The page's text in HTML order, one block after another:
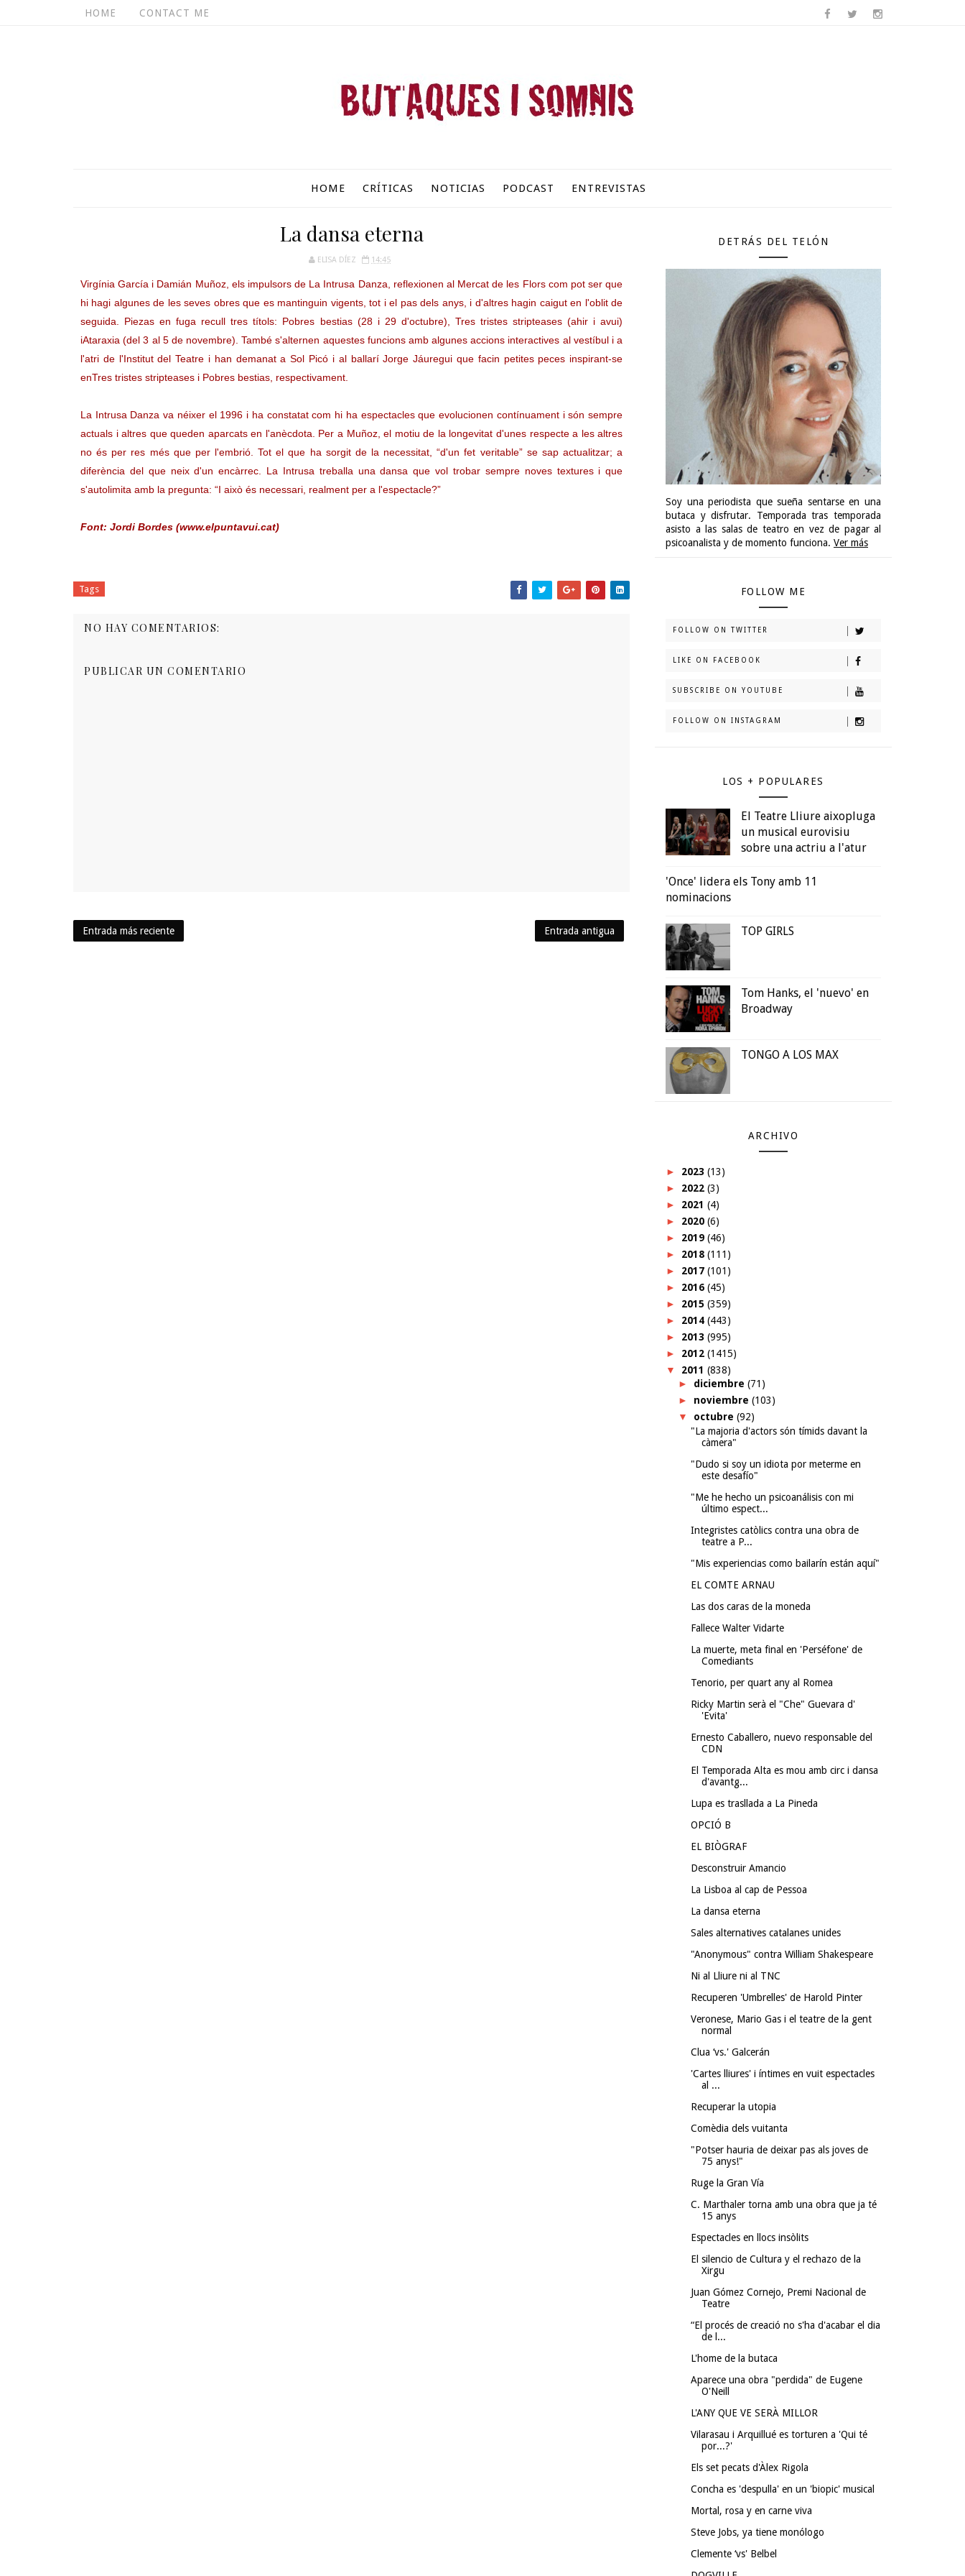
HOME CONTACT ME
HOME CRÍTICAS NOTICIAS PODCAST ENTREVISTAS
La dansa eterna
ELISA DÍEZ 14:45
Virgínia García i Damián Muñoz, els impulsors de La Intrusa Danza, reflexionen al Mercat de les Flors com pot ser que
hi hagi algunes de les seves obres que es mantinguin vigents, tot i el pas dels anys, i d'altres hagin caigut en l'oblit de
seguida. Piezas en fuga recull tres títols: Pobres bestias (28 i 29 d'octubre), Tres tristes stripteases (ahir i avui)
iAtaraxia (del 3 al 5 de novembre). També s'alternen aquestes funcions amb algunes accions interactives al vestíbul i a
l'atri de l'Institut del Teatre i han demanat a Sol Picó i al ballarí Jorge Jáuregui que facin petites peces inspirant-se
enTres tristes stripteases i Pobres bestias, respectivament.
La Intrusa Danza va néixer el 1996 i ha constatat com hi ha espectacles que evolucionen contínuament i són sempre
actuals i altres que queden aparcats en l'anècdota. Per a Muñoz, el motiu de la longevitat d'unes respecte a les altres
no és per res més que per l'embrió. Tot el que ha sorgit de la necessitat, “d'un fet veritable” se sap actualitzar; a
diferència del que neix d'un encàrrec. La Intrusa treballa una dansa que vol trobar sempre noves textures i que
s'autolimita amb la pregunta: “I això és necessari, realment per a l'espectacle?”
Font: Jordi Bordes (www.elpuntavui.cat)
Tags
NO HAY COMENTARIOS:
PUBLICAR UN COMENTARIO
Entrada más reciente Entrada antigua
DETRÁS DEL TELÓN
Soy una periodista que sueña sentarse en una
butaca y disfrutar. Temporada tras temporada
asisto a las salas de teatro en vez de pagar al
psicoanalista y de momento funciona. Ver más
FOLLOW ME
FOLLOW ON TWITTER
LIKE ON FACEBOOK
SUBSCRIBE ON YOUTUBE
FOLLOW ON INSTAGRAM
LOS + POPULARES
El Teatre Lliure aixopluga
un musical eurovisiu
sobre una actriu a l'atur
'Once' lidera els Tony amb 11
nominacions
TOP GIRLS
Tom Hanks, el 'nuevo' en
Broadway
TONGO A LOS MAX
ARCHIVO
► 2023 (13)
► 2022 (3)
► 2021 (4)
► 2020 (6)
► 2019 (46)
► 2018 (111)
► 2017 (101)
► 2016 (45)
► 2015 (359)
► 2014 (443)
► 2013 (995)
► 2012 (1415)
▼ 2011 (838)
► diciembre (71)
► noviembre (103)
▼ octubre (92)
"La majoria d'actors són tímids davant la
càmera"
"Dudo si soy un idiota por meterme en
este desafío"
"Me he hecho un psicoanálisis con mi
último espect...
Integristes catòlics contra una obra de
teatre a P...
"Mis experiencias como bailarín están aquí"
EL COMTE ARNAU
Las dos caras de la moneda
Fallece Walter Vidarte
La muerte, meta final en 'Perséfone' de
Comediants
Tenorio, per quart any al Romea
Ricky Martin serà el "Che" Guevara d'
'Evita'
Ernesto Caballero, nuevo responsable del
CDN
El Temporada Alta es mou amb circ i dansa
d'avantg...
Lupa es trasllada a La Pineda
OPCIÓ B
EL BIÒGRAF
Desconstruir Amancio
La Lisboa al cap de Pessoa
La dansa eterna
Sales alternatives catalanes unides
"Anonymous" contra William Shakespeare
Ni al Lliure ni al TNC
Recuperen 'Umbrelles' de Harold Pinter
Veronese, Mario Gas i el teatre de la gent
normal
Clua ‘vs.' Galcerán
'Cartes lliures' i íntimes en vuit espectacles
al ...
Recuperar la utopia
Comèdia dels vuitanta
"Potser hauria de deixar pas als joves de
75 anys!"
Ruge la Gran Vía
C. Marthaler torna amb una obra que ja té
15 anys
Espectacles en llocs insòlits
El silencio de Cultura y el rechazo de la
Xirgu
Juan Gómez Cornejo, Premi Nacional de
Teatre
“El procés de creació no s'ha d'acabar el dia
de l...
L'home de la butaca
Aparece una obra "perdida" de Eugene
O'Neill
L'ANY QUE VE SERÀ MILLOR
Vilarasau i Arquillué es torturen a 'Qui té
por...?'
Els set pecats d'Àlex Rigola
Concha es 'despulla' en un 'biopic' musical
Mortal, rosa y en carne viva
Steve Jobs, ya tiene monólogo
Clemente ‘vs' Belbel